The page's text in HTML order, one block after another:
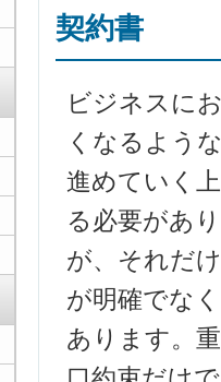
契約書
ビジネスに
くなるよう
進めていく
る必要があ
が、それだ
が明確でな
あります。